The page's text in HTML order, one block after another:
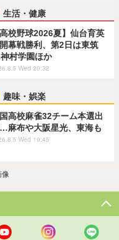
生活・健康
高校野球2026夏】仙台育英
幕戦勝利、第2日は東筑
村学園ほか
Wed 20:32
趣味・娯楽
高校麻雀32チーム本選出
麻布や大阪星光、東海も
Wed 19:45
像